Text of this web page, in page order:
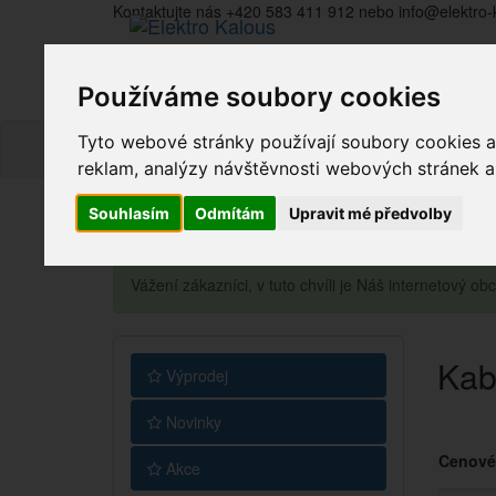
Používáme soubory cookies
Tyto webové stránky používají soubory cookies
reklam, analýzy návštěvnosti webových stránek
Souhlasím Odmítám Upravit mé předvolby
Kontaktujte nás +420 583 411 912 nebo
Vážení zákazníci, v tuto chvíli je Náš internetový
Výprodej
Novinky
Akce